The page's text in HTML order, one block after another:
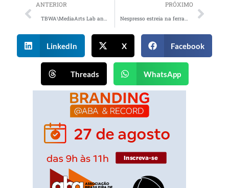
ANTERIOR
TBWA\MediaArts Lab anuncia nova dupla de Associate Creative Directors
PRÓXIMO
Nespresso estreia na ferramenta de anúncios do Pinterest com campanha
LinkedIn X Facebook
Threads WhatsApp